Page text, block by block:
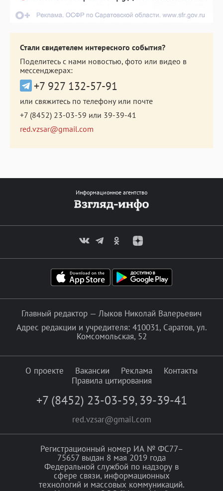
Стали свидетелем интересного события?
Поделитесь с нами новостью, фото или видео в
мессенджерах:
+7 927 132-57-91
или свяжитесь по телефону или почте
+7 (8452) 23-03-59 или 39-39-41
red.vzsar@gmail.com
Информационное агентство
Главный редактор — Лыков Николай Валерьевич
Адрес редакции и учредителя: 410031, Саратов, ул.
Комсомольская, 52
О проекте Вакансии Реклама
Контакты
Правила цитирования
+7 (8452) 23-03-59, 39-39-41
red.vzsar@gmail.com
Регистрационный номер ИА № ФС77–
75657 выдан 8 мая 2019 года
Федеральной службой по надзору в
сфере связи, информационных
технологий и массовых коммуникаций.